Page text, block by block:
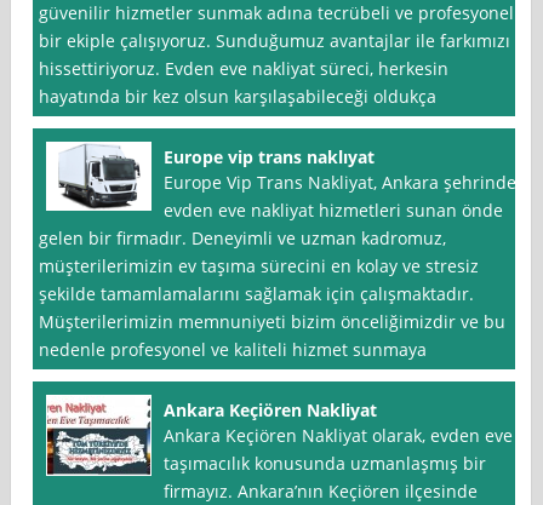
güvenilir hizmetler sunmak adına tecrübeli ve profesyonel
bir ekiple çalışıyoruz. Sunduğumuz avantajlar ile farkımızı
hissettiriyoruz. Evden eve nakliyat süreci, herkesin
hayatında bir kez olsun karşılaşabileceği oldukça
Europe vip trans naklıyat
Europe Vip Trans Nakliyat, Ankara şehrinde
evden eve nakliyat hizmetleri sunan önde
gelen bir firmadır. Deneyimli ve uzman kadromuz,
müşterilerimizin ev taşıma sürecini en kolay ve stresiz
şekilde tamamlamalarını sağlamak için çalışmaktadır.
Müşterilerimizin memnuniyeti bizim önceliğimizdir ve bu
nedenle profesyonel ve kaliteli hizmet sunmaya
Ankara Keçiören Nakliyat
Ankara Keçiören Nakliyat olarak, evden eve
taşımacılık konusunda uzmanlaşmış bir
firmayız. Ankara’nın Keçiören ilçesinde